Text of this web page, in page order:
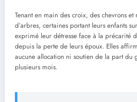
Tenant en main des croix, des chevrons et
d’arbres, certaines portant leurs enfants
exprimé leur détresse face à la précarité
depuis la perte de leurs époux. Elles
aucune allocation ni soutien de la part du
plusieurs mois.